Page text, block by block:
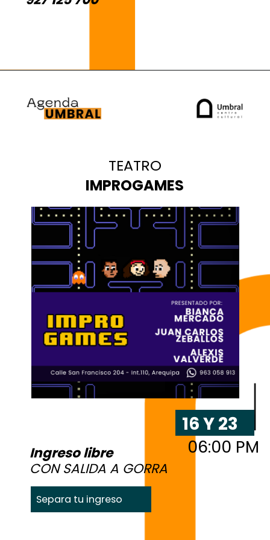
IMPROGAMES
16 Y 23
TEATRO
06:00 PM
Ingreso libre
CON SALIDA A GORRA
Separa tu ingreso